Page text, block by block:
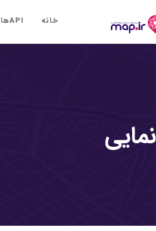
خانه API‌ها